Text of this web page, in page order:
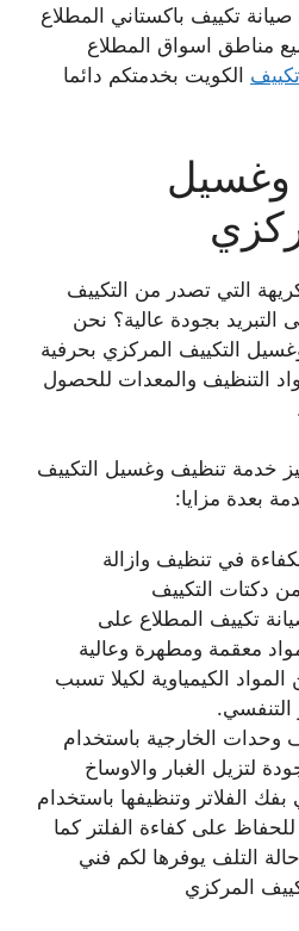
تكييف باكستاني المطلاع
مناطق اسواق المطلاع
الكويت بخدمتكم دائما
وغسيل
التي تصدر من التكييف
بجودة عالية؟ نحن
التكييف المركزي بحرفية
التنظيف والمعدات للحصول
خدمة تنظيف وغسيل التكييف
بعدة مزايا:
في تنظيف وازالة
من دكتات التكييف
تكييف المطلاع على
معقمة ومطهرة وعالية
الكيمياوية لكيلا تسبب
التنفسي.
وحدات الخارجية باستخدام
لتزيل الغبار والاوساخ
بفك الفلاتر وتنظيفها باستخدام
على كفاءة الفلتر كما
التلف يوفرها لكم فني
المركزي